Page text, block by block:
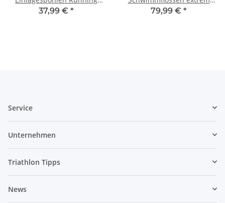
HIGH M (39,5-41,5)
37,99 € *
leicht L
79,99 € *
Service
Unternehmen
Triathlon Tipps
News